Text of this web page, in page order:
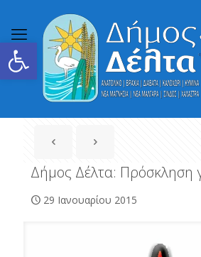
Ανοίξτε τη γραμμή εργαλείων
Δήμος Δέλτα: Πρόσκληση
29 Ιανουαρίου 2015